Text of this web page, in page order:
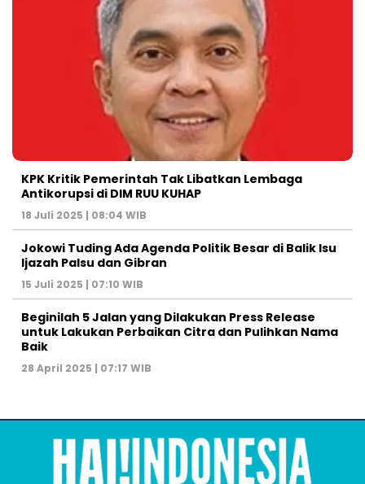
KPK Kritik Pemerintah Tak Libatkan Lembaga
Antikorupsi di DIM RUU KUHAP
18 Juli 2025 | 08:04 WIB
Jokowi Tuding Ada Agenda Politik Besar di Balik Isu
Ijazah Palsu dan Gibran
15 Juli 2025 | 07:10 WIB
Beginilah 5 Jalan yang Dilakukan Press Release
untuk Lakukan Perbaikan Citra dan Pulihkan Nama
Baik
28 April 2025 | 07:17 WIB